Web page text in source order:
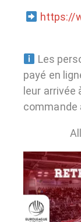
https://
Les
payé en
leur
commande